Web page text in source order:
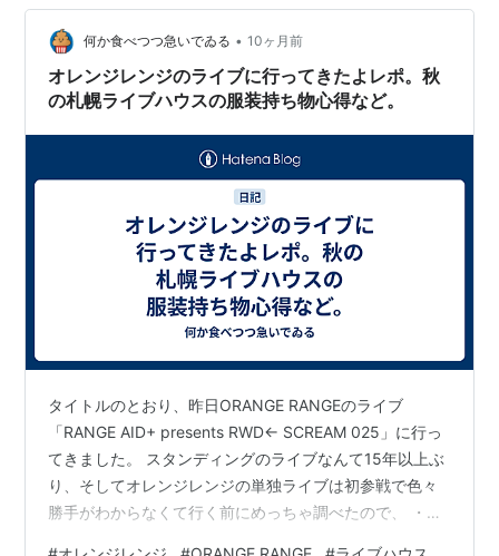
違った見え方がしてきます。 この記事では、・オレンジ
レンジが不仲と言われ始めたきっかけ・噂が広がった理
由・事実として分かっていること を、できるだけ分かり
やすく解説します。 オレンジレンジが不仲と言わ…
何か食べつつ急いでゐる • 10ヶ月前
オレンジレンジのライブに行ってきたよレポ。秋
の札幌ライブハウスの服装持ち物心得など。
タイトルのとおり、昨日ORANGE RANGEのライブ
「RANGE AID+ presents RWD← SCREAM 025」に行っ
てきました。 スタンディングのライブなんて15年以上ぶ
り、そしてオレンジレンジの単独ライブは初参戦で色々
勝手がわからなくて行く前にめっちゃ調べたので、 ・ラ